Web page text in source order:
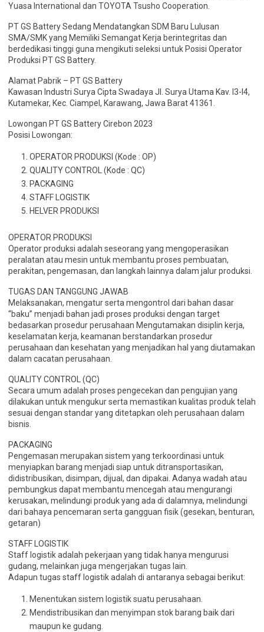
Yuasa International dan TOYOTA Tsusho Cooperation.
PT GS Battery Sedang Mendatangkan SDM Baru Lulusan
SMA/SMK yang Memiliki Semangat Kerja berintegritas dan
berdedikasi tinggi guna mengikuti seleksi untuk Posisi Operator
Produksi PT GS Battery.
Alamat Pabrik – PT GS Battery
Kawasan Industri Surya Cipta Swadaya Jl. Surya Utama Kav. I3-I4,
Kutamekar, Kec. Ciampel, Karawang, Jawa Barat 41361.
Lowongan PT GS Battery Cirebon 2023
Posisi Lowongan:
OPERATOR PRODUKSI (Kode : OP)
QUALITY CONTROL (Kode : QC)
PACKAGING
STAFF LOGISTIK
HELVER PRODUKSI
OPERATOR PRODUKSI
Operator produksi adalah seseorang yang mengoperasikan
peralatan atau mesin untuk membantu proses pembuatan,
perakitan, pengemasan, dan langkah lainnya dalam jalur produksi.
TUGAS DAN TANGGUNG JAWAB
Melaksanakan, mengatur serta mengontrol dari bahan dasar
“baku” menjadi bahan jadi proses produksi dengan target
bedasarkan prosedur perusahaan Mengutamakan disiplin kerja,
keselamatan kerja, keamanan berstandarkan prosedur
perusahaan dan kesehatan yang menjadikan hal yang diutamakan
dalam cacatan perusahaan.
QUALITY CONTROL (QC)
Secara umum adalah proses pengecekan dan pengujian yang
dilakukan untuk mengukur serta memastikan kualitas produk telah
sesuai dengan standar yang ditetapkan oleh perusahaan dalam
bisnis.
PACKAGING
Pengemasan merupakan sistem yang terkoordinasi untuk
menyiapkan barang menjadi siap untuk ditransportasikan,
didistribusikan, disimpan, dijual, dan dipakai. Adanya wadah atau
pembungkus dapat membantu mencegah atau mengurangi
kerusakan, melindungi produk yang ada di dalamnya, melindungi
dari bahaya pencemaran serta gangguan fisik (gesekan, benturan,
getaran)
STAFF LOGISTIK
Staff logistik adalah pekerjaan yang tidak hanya mengurusi
gudang, melainkan juga mengerjakan tugas lain.
Adapun tugas staff logistik adalah di antaranya sebagai berikut:
Menentukan sistem logistik suatu perusahaan.
Mendistribusikan dan menyimpan stok barang baik dari
maupun ke gudang.